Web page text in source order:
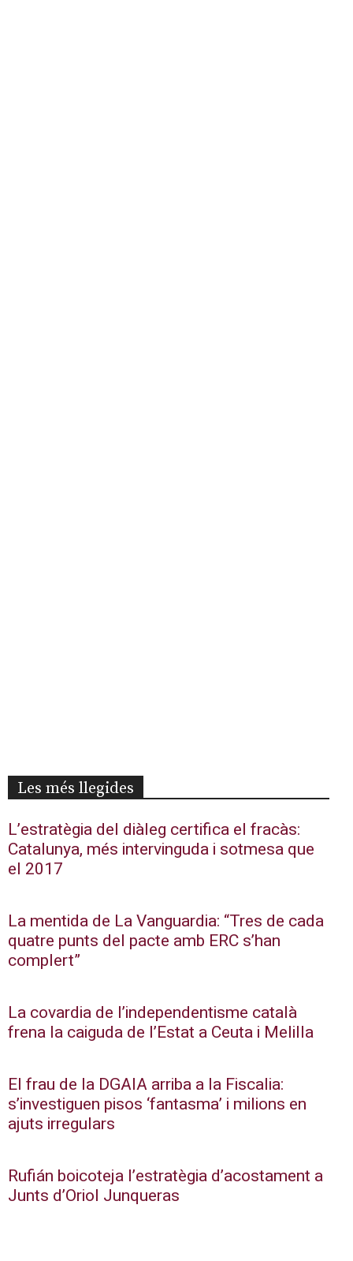
Les més llegides
L’estratègia del diàleg certifica el fracàs:
Catalunya, més intervinguda i sotmesa que
el 2017
La mentida de La Vanguardia: “Tres de cada
quatre punts del pacte amb ERC s’han
complert”
La covardia de l’independentisme català
frena la caiguda de l’Estat a Ceuta i Melilla
El frau de la DGAIA arriba a la Fiscalia:
s’investiguen pisos ‘fantasma’ i milions en
ajuts irregulars
Rufián boicoteja l’estratègia d’acostament a
Junts d’Oriol Junqueras